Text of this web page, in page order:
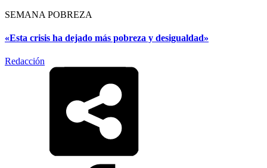
SEMANA POBREZA
«Esta crisis ha dejado más pobreza y desigualdad»
Redacción